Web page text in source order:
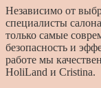
Независимо от
специалисты
только самые
безопасность и
работе мы
HoliLand и Cristina.